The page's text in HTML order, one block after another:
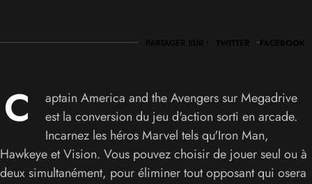
PARTAGER SUR : TWITTER FACEBOOK
C
aptain America and the Avengers sur Megadrive
est la conversion du jeu d'action sorti en arcade.
Incarnez les héros Marvel tels qu'Iron Man,
Hawkeye et Vision. Vous pouvez choisir de jouer seul ou à
deux simultanément, pour éliminer tout opposant qui osera